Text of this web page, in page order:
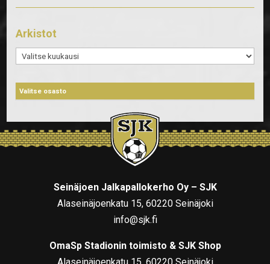
Arkistot
Arkistot
Seinäjoen Jalkapallokerho Oy – SJK
Alaseinäjoenkatu 15, 60220 Seinäjoki
info@sjk.fi
OmaSp Stadionin toimisto & SJK Shop